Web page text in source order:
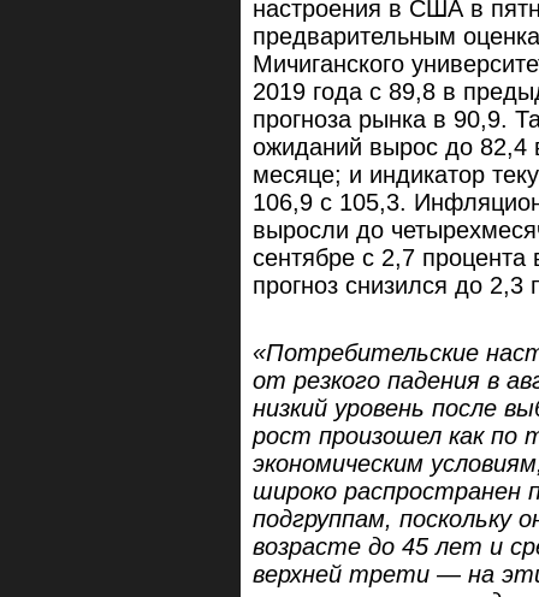
настроения в США в
предварительным
Мичиганского
2019 года с 89,8 в
прогноза рынка в 90,9.
ожиданий вырос до 82,4
месяце; и индикатор
106,9 с 105,3.
выросли до
сентябре с 2,7 процента
прогноз снизился до 2,3
«Потребительские
от резкого падения в
низкий уровень после
рост произошел как
экономическим
широко распространен
подгруппам, поскольку
возрасте до 45 лет и
верхней трети — на